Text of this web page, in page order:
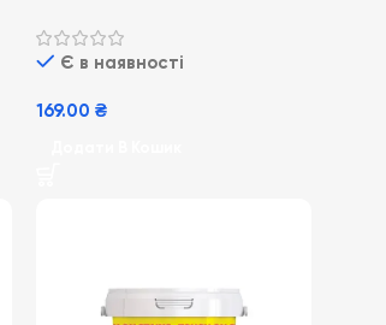
очисник-спрей для твердих
поверхонь
Є в наявності
169.00 ₴